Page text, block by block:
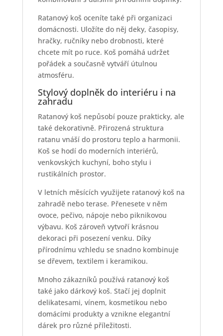
Ratanový koš oceníte také při organizaci
domácnosti. Uložíte do něj deky, časopisy,
hračky, ručníky nebo drobnosti, které
chcete mít po ruce. Koš pomáhá udržet
pořádek a současně vytváří útulnou
atmosféru.
Stylový doplněk do interiéru i na
zahradu
Ratanový koš nepůsobí pouze prakticky, ale
také dekorativně. Přirozená struktura
ratanu vnáší do prostoru teplo a harmonii.
Koš se hodí do moderních interiérů,
venkovských kuchyní, boho stylu i
rustikálních prostor.
V letních měsících využijete ratanový koš na
zahradě nebo terase. Přenesete v něm
ovoce, pečivo, nápoje nebo piknikovou
výbavu. Koš zároveň vytvoří krásnou
dekoraci při posezení venku. Díky
přírodnímu vzhledu se snadno kombinuje
se dřevem, textilem i keramikou.
Mnoho zákazníků používá ratanový koš
také jako dárkový koš. Stačí jej doplnit
delikatesami, vínem, kosmetikou nebo
domácími produkty a vznikne elegantní
dárek pro různé příležitosti.